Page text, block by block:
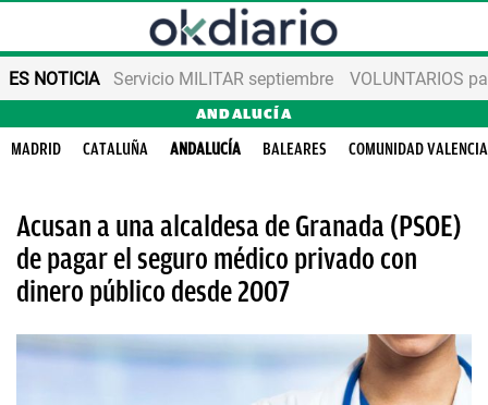
ES NOTICIA Servicio MILITAR septiembre VOLUNTARIOS
ANDALUCÍA
MADRID CATALUÑA ANDALUCÍA BALEARES COMUNIDAD
Acusan a una alcaldesa de Granada (PSOE)
de pagar el seguro médico privado con
dinero público desde 2007